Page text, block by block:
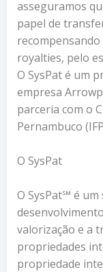
asseguramos
papel de
royalties, pelo
O SysPat é um
empresa
parceria com o
Pernambuco
O SysPat
O SysPat℠ é
valorização e a
propriedades
propriedade